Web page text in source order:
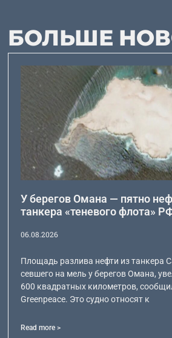
БОЛЬШЕ
У берегов Омана — пятно
танкера «теневого флота»
06.08.2026
Площадь разлива нефти из танкера
севшего на мель у берегов Омана,
600 квадратных километров,
Greenpeace. Это судно относят к
Read more >